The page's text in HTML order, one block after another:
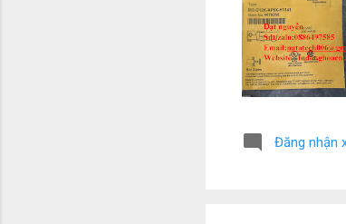
Đăng nhận